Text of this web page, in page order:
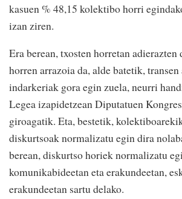
kasuen % 48,15 kolektibo horri
izan ziren.
Era berean, txosten horretan adierazten
horren arrazoia da, alde batetik,
indarkeriak gora egin zuela, neurri
Legea izapidetzean Diputatuen
giroagatik. Eta, bestetik,
diskurtsoak normalizatu egin dira
berean, diskurtso horiek normalizatu
komunikabideetan eta erakundeetan,
erakundeetan sartu delako.